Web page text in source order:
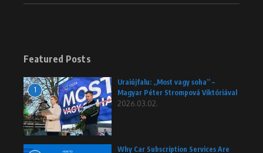
Featured Posts
1
Uraiújfalu: „Most vagy soha” –
Magyar Péter Strompová Viktóriával
2026.03.02.
Why Car Subscription Services Are